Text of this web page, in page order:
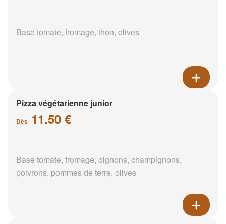
Base tomate, fromage, thon, olives
Pizza végétarienne junior
Dès 11.50 €
Base tomate, fromage, oignons, champignons,
poivrons, pommes de terre, olives